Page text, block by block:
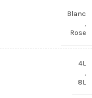
Blanc
,
Rose
4L
,
8L